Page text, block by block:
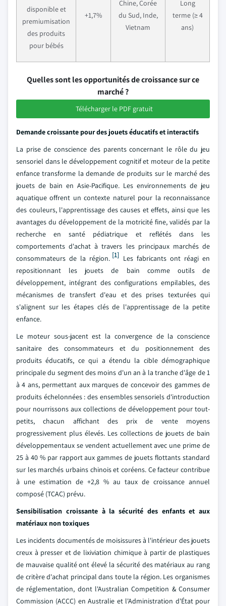
disponible et
premiumisation
des produits
pour bébés
+1,7%
Chine, Corée
du Sud, Inde,
Vietnam
Long
terme (≥ 4
ans)
Quelles sont les opportunités de croissance sur ce
marché ?
Télécharger le PDF gratuit
Demande croissante pour des jouets éducatifs et interactifs
La prise de conscience des parents concernant le rôle du jeu
sensoriel dans le développement cognitif et moteur de la petite
enfance transforme la demande de produits sur le marché des
jouets de bain en Asie-Pacifique. Les environnements de jeu
aquatique offrent un contexte naturel pour la reconnaissance
des couleurs, l'apprentissage des causes et effets, ainsi que les
avantages du développement de la motricité fine, validés par la
recherche en santé pédiatrique et reflétés dans les
comportements d'achat à travers les principaux marchés de
consommateurs de la région. [1] Les fabricants ont réagi en
repositionnant les jouets de bain comme outils de
développement, intégrant des configurations empilables, des
mécanismes de transfert d'eau et des prises texturées qui
s'alignent sur les étapes clés de l'apprentissage de la petite
enfance.
Le moteur sous-jacent est la convergence de la conscience
sanitaire des consommateurs et du positionnement des
produits éducatifs, ce qui a étendu la cible démographique
principale du segment des moins d'un an à la tranche d'âge de 1
à 4 ans, permettant aux marques de concevoir des gammes de
produits échelonnées : des ensembles sensoriels d'introduction
pour nourrissons aux collections de développement pour tout-
petits, chacun affichant des prix de vente moyens
progressivement plus élevés. Les collections de jouets de bain
développementaux se vendent actuellement avec une prime de
25 à 40 % par rapport aux gammes de jouets flottants standard
sur les marchés urbains chinois et coréens. Ce facteur contribue
à une estimation de +2,8 % au taux de croissance annuel
composé (TCAC) prévu.
Sensibilisation croissante à la sécurité des enfants et aux
matériaux non toxiques
Les incidents documentés de moisissures à l'intérieur des jouets
creux à presser et de lixiviation chimique à partir de plastiques
de mauvaise qualité ont élevé la sécurité des matériaux au rang
de critère d'achat principal dans toute la région. Les organismes
de réglementation, dont l'Australian Competition & Consumer
Commission (ACCC) en Australie et l'Administration d'État pour